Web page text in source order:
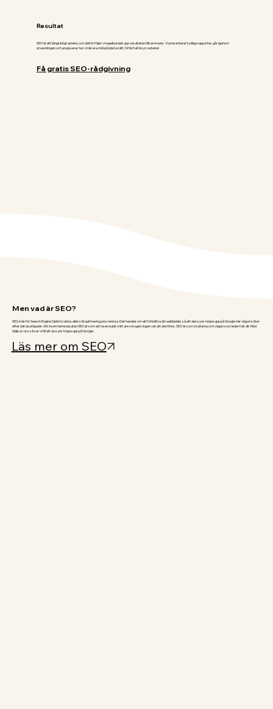
Resultat
SEO är ett långsiktigt arbete, och därför följer vi regelbundet upp resultaten tillsammans. Vi presenterar tydliga rapporter, går igenom
utvecklingen och analyserar hur vi når era mål på bästa sätt. Ni får full insyn i arbetet.
Få gratis SEO-rådgivning
Men vad är SEO?
SEO står för Search Engine Optimization, eller sökoptimering på svenska. Det handlar om att förbättra din webbplats så att den syns högre upp på Google när någon söker
efter det du erbjuder. Att ha en hemsida utan SEO är som att ha en butik mitt ute i skogen. Ingen vet att den finns. SEO är som skyltarna och vägen som leder folk dit. Med
hjälp av oss så ser vi till att du syns högre upp på Google.
Läs mer om SEO